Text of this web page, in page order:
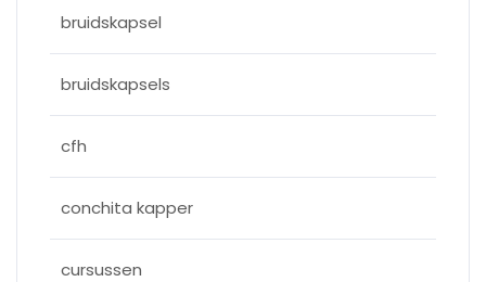
bruidskapsel
bruidskapsels
cfh
conchita kapper
cursussen